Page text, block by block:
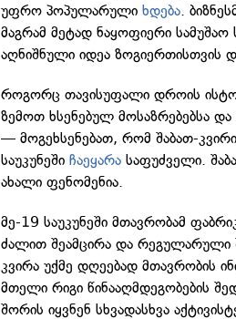
უფრო პოპულარულიხდება.
მაგრამ მეტად ნაყოფიერი სამუშაო
აღნიშნული იდეა ზოგიერთისთვის
როგორც თავისუფალი დროის
ზემოთ ხსენებულ მოსაზრებებსა
— მოგეხსენებათ, რომ შაბათ-
საუკუნეშიჩაეყარა საფუძველი.
ახალი ფენომენია.
მე-19 საუკუნეში მთავრობამ
ძალით შეამცირა და რეგულარული
კვირა უქმე დღეებად მთავრობის
მთელი რიგი წინააღმდეგობების
შორის იყვნენ სხვადასხვა